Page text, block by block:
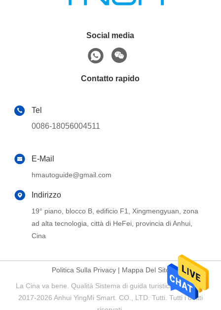
Social media
Contatto rapido
Tel
0086-18056004511
E-Mail
hmautoguide@gmail.com
Indirizzo
19° piano, blocco B, edificio F1, Xingmengyuan, zona
ad alta tecnologia, città di HeFei, provincia di Anhui,
Cina
Politica Sulla Privacy| Mappa Del Sito
La Cina va bene. Qualità Sistema di guida turistica Fornitore.
2017-2026 Anhui YingMi Smart. CO., LTD. Tutti. Tutti i diritti